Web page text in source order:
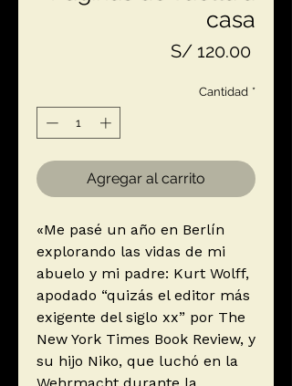
casa
S/ 120.00Precio
Cantidad *
Agregar al carrito
«Me pasé un año en Berlín
explorando las vidas de mi
abuelo y mi padre: Kurt Wolff,
apodado “quizás el editor más
exigente del siglo xx” por The
New York Times Book Review, y
su hijo Niko, que luchó en la